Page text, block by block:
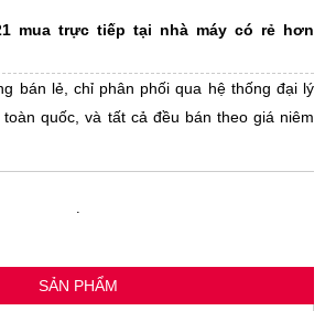
mua trực tiếp tại nhà máy có rẻ hơn
bán lẻ, chỉ phân phối qua hệ thống đại lý
quốc, và tất cả đều bán theo giá niêm
.
SẢN PHẨM